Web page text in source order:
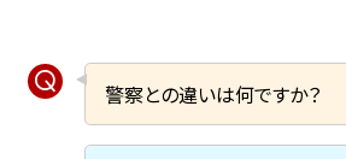
警察との違いは何ですか？